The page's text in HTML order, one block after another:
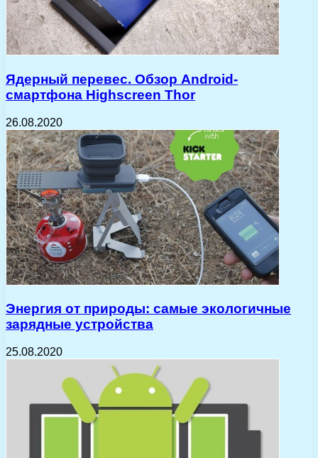
Ядерный перевес. Обзор Android-
смартфона Highscreen Thor
26.08.2020
Энергия от природы: самые экологичные
зарядные устройства
25.08.2020